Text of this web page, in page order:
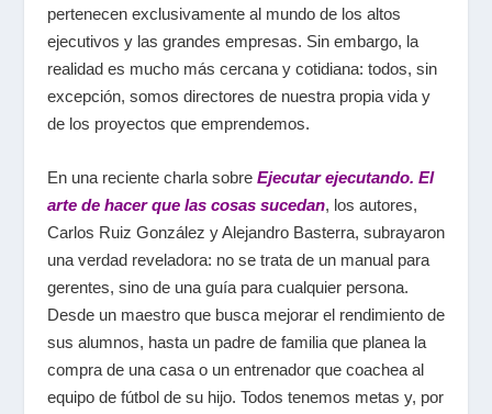
pertenecen exclusivamente al mundo de los altos
ejecutivos y las grandes empresas. Sin embargo, la
realidad es mucho más cercana y cotidiana: todos, sin
excepción, somos directores de nuestra propia vida y
de los proyectos que emprendemos.
En una reciente charla sobre Ejecutar ejecutando. El
arte de hacer que las cosas sucedan, los autores,
Carlos Ruiz González y Alejandro Basterra, subrayaron
una verdad reveladora: no se trata de un manual para
gerentes, sino de una guía para cualquier persona.
Desde un maestro que busca mejorar el rendimiento de
sus alumnos, hasta un padre de familia que planea la
compra de una casa o un entrenador que coachea al
equipo de fútbol de su hijo. Todos tenemos metas y, por